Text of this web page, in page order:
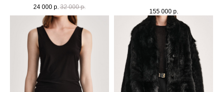
24 000 р. 32 000 р.
155 000 р.